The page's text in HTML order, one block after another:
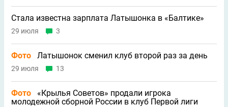
Стала известна зарплата Латышонка в «Балтике»
29 июля 3
Фото Латышонок сменил клуб второй раз за день
29 июля 13
Фото
«Крылья Советов» продали игрока
молодежной сборной России в клуб Первой лиги